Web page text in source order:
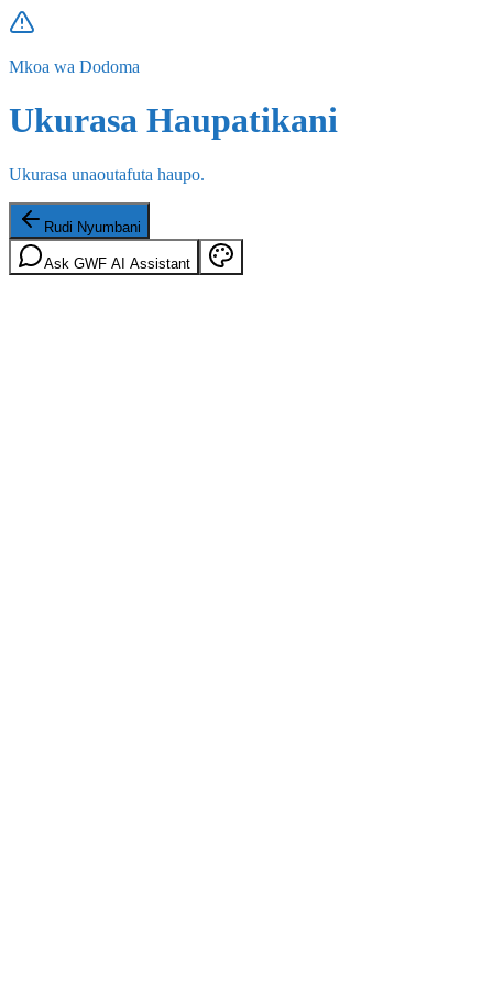
Mkoa wa Dodoma
Ukurasa Haupatikani
Ukurasa unaoutafuta haupo.
Rudi Nyumbani
Ask GWF AI Assistant